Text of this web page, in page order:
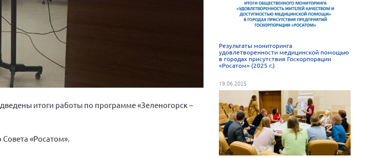
итоги работы по программе «Зеленогорск –
«Росатом».
Результаты мониторинга
удовлетворенности медицинской помощью
в городах присутствия Госкорпорации
«Росатом» (2025 г.)
19.06.2025